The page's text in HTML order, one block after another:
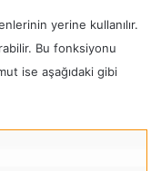
yerine kullanılır.
Bu fonksiyonu
ise aşağıdaki gibi